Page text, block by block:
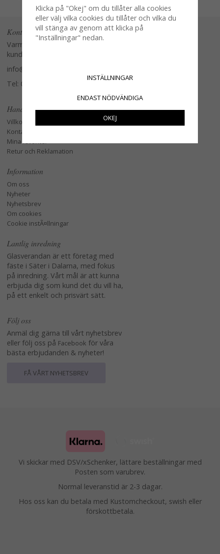
Kontakta oss
Varmt välkommen att kontakta vår
kundtjänst.
info@glasverandan.se
Tel: 079-3495968
Handla
Villkor
Kontakta oss
Mina favoriter
Retur och Reklamation
Information
Om oss
Nyheter
Nyhetsbrev
Om cookies
Cookie instÃ¤llningar
Lantlig inredning
Glasverandan är ett företag med
fäste i Säter i Dalarna, med fokus
på inredning. Vårt mål är att kunna
erbjuda dig som kund det du vill ha,
på ett enkelt och prisvärt sätt.
Följ oss
Anmäl dig gärna till vårt nyhetsbrev
eller följ oss på Facebook för våra
bästa erbjudanden & nyheter!
FÅ VÅRT NYHETSBREV
Vi skickar med DSV/xSchenker, lättare beställningar med
Posten som varubrev.
Normal leveranstid är 2-3 dagar.
Hos oss kan du betala med Kustomcheckout, swish eller
förskottbetala.
Klicka på "Okej" om du tillåter alla cookies
eller välj vilka cookies du tillåter och vilka du
vill stänga av genom att klicka på
"Inställningar" nedan.
INSTÄLLNINGAR
ENDAST NÖDVÄNDIGA
OKEJ